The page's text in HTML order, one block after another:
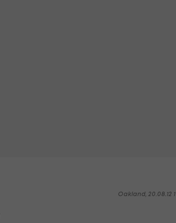
Oakland, 20.08.12